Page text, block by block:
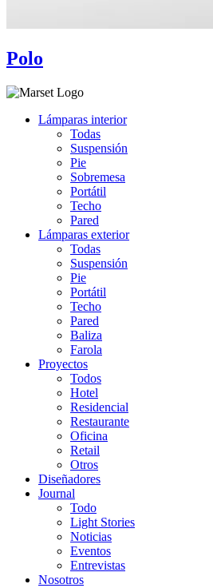
Polo
Lámparas interior
Todas
Suspensión
Pie
Sobremesa
Portátil
Techo
Pared
Lámparas exterior
Todas
Suspensión
Pie
Portátil
Techo
Pared
Baliza
Farola
Proyectos
Todos
Hotel
Residencial
Restaurante
Oficina
Retail
Otros
Diseñadores
Journal
Todo
Light Stories
Noticias
Eventos
Entrevistas
Nosotros